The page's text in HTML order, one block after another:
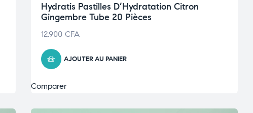
Hydratis Pastilles D’Hydratation Citron
Gingembre Tube 20 Pièces
12.900 CFA
AJOUTER AU PANIER
Comparer